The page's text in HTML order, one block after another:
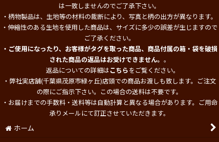
は一致しませんのでご了承下さい。
・柄物製品は、生地等の材料の裁断により、写真と柄の出方が異なります。
・伸縮性のある生地を使用した商品は、サイズに多少の誤差が生じますので
ご了承ください。
・ご使用になったり、お客様がタグを取った商品、商品付属の箱・袋を破損
された商品の返品はお受けできません。 。
返品についての詳細はこちらをご覧ください。
・弊社実店舗(千葉県茂原市緑ヶ丘)店頭での商品お渡しも致します。ご注文
の際にご指示下さい。この場合の送料は不要です。
・お届けまでの手数料・送料等は自動計算と異なる場合があります。ご用命
承りメールにて訂正させていただきます。
ホーム